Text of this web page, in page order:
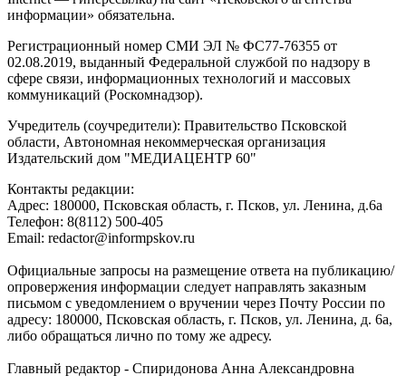
информации» обязательна.
Регистрационный номер СМИ ЭЛ № ФС77-76355 от
02.08.2019, выданный Федеральной службой по надзору в
сфере связи, информационных технологий и массовых
коммуникаций (Роскомнадзор).
Учредитель (соучредители): Правительство Псковской
области, Автономная некоммерческая организация
Издательский дом "МЕДИАЦЕНТР 60"
Контакты редакции:
Адреc: 180000, Псковская область, г. Псков, ул. Ленина, д.6а
Телефон: 8(8112) 500-405
Email: redactor@informpskov.ru
Официальные запросы на размещение ответа на публикацию/
опровержения информации следует направлять заказным
письмом с уведомлением о вручении через Почту России по
адресу: 180000, Псковская область, г. Псков, ул. Ленина, д. 6а,
либо обращаться лично по тому же адресу.
Главный редактор - Спиридонова Анна Александровна